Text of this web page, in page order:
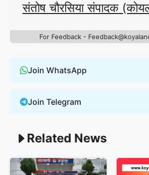
संतोष चौरसिया संपादक
For Feedback -
Join WhatsApp
Join Telegram
Related News